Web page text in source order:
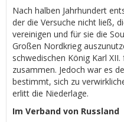
Nach halben Jahrhundert
der die Versuche nicht ließ,
vereinigen und für sie die
Großen Nordkrieg
schwedischen König Karl
zusammen. Jedoch war es
bestimmt, sich zu
erlitt die Niederlage.
Im Verband von Russland